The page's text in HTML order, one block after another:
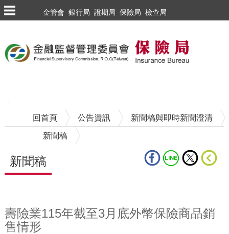
跳到主要內容區塊
金管會 銀行局 證期局 保險局 檢查局
:::
回首頁 公告資訊 新聞稿與即時新聞澄清
新聞稿
新聞稿
壽險業115年截至3月底外幣保險商品銷
售情形